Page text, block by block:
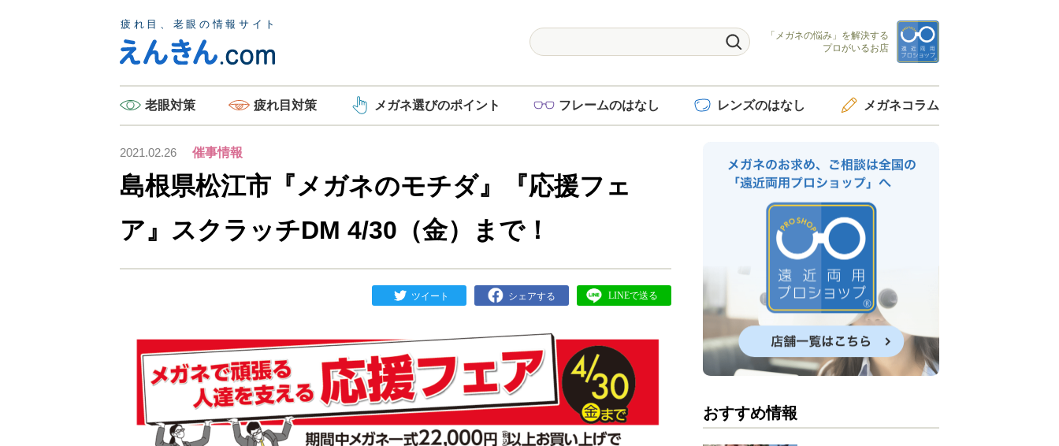
「メガネの悩み」を解決する
プロがいるお店
老眼対策 疲れ目 対策 メガネ選びのポイント フレームのはなし レンズのはなし メガネコラム
2021.02.26 催事情報
島根県松江市『メガネのモチダ』『応援フェ
ア』スクラッチDM 4/30（金）まで！
おすすめ情報